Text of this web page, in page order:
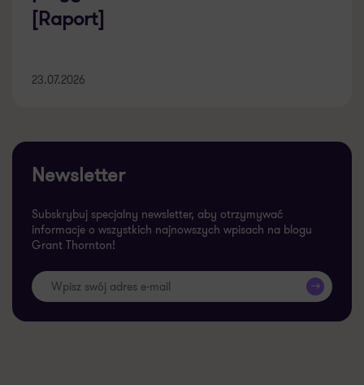
[Raport]
23.07.2026
Newsletter
Subskrybuj specjalny newsletter, aby otrzymywać
informacje o wszystkich najnowszych wpisach na blogu
Grant Thornton!
>>